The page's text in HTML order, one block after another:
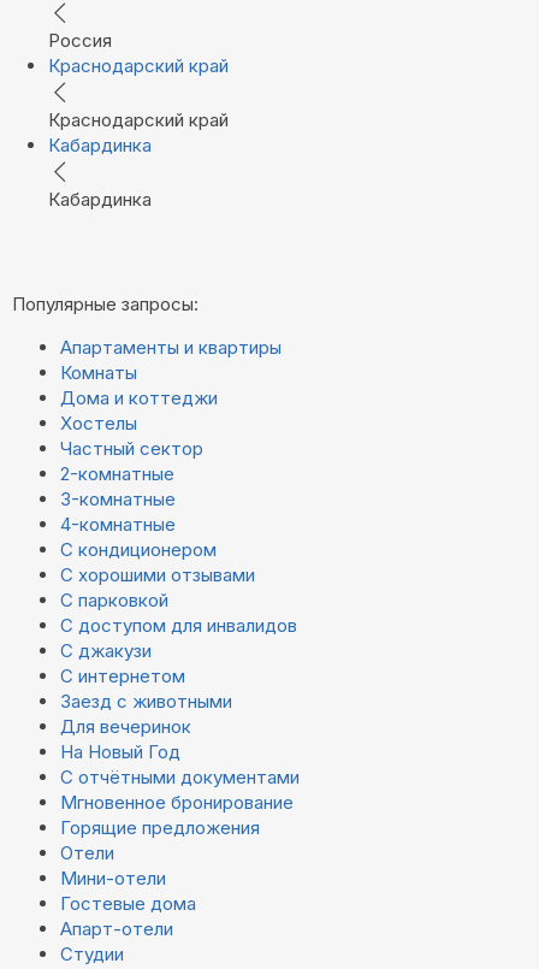
Россия
Краснодарский край
Краснодарский край
Кабардинка
Кабардинка
Популярные запросы:
Апартаменты и квартиры
Комнаты
Дома и коттеджи
Хостелы
Частный сектор
2-комнатные
3-комнатные
4-комнатные
С кондиционером
С хорошими отзывами
С парковкой
С доступом для инвалидов
С джакузи
С интернетом
Заезд с животными
Для вечеринок
На Новый Год
С отчётными документами
Мгновенное бронирование
Горящие предложения
Отели
Мини-отели
Гостевые дома
Апарт-отели
Студии